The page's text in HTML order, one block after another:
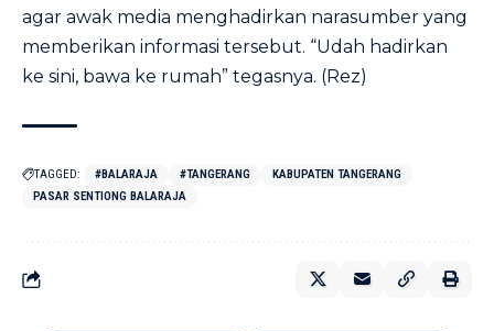
agar awak media menghadirkan narasumber yang
memberikan informasi tersebut. “Udah hadirkan
ke sini, bawa ke rumah” tegasnya. (Rez)
TAGGED: #BALARAJA #TANGERANG
KABUPATEN TANGERANG
PASAR SENTIONG BALARAJA